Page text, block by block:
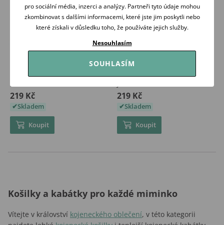
Makoma Kabátek Harmony
HOŘČICE
219 Kč
Skladem
Koupit
Makoma Kabátek Harmony
219 Kč
Skladem
Koupit
Košilky a kabátky pro každé miminko
Vítejte v království kojeneckého oblečení, v této kategorii
pro sociální média, inzerci a analýzy. Partneři tyto údaje mohou
zkombinovat s dalšími informacemi, které jste jim poskytli nebo
které získali v důsledku toho, že používáte jejich služby.
Nesouhlasím
SOUHLASÍM